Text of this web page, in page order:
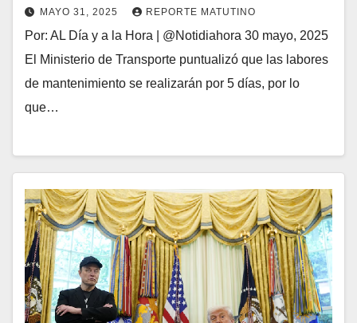
MAYO 31, 2025 REPORTE MATUTINO
Por: AL Día y a la Hora | @Notidiahora 30 mayo, 2025
El Ministerio de Transporte puntualizó que las labores
de mantenimiento se realizarán por 5 días, por lo
que…